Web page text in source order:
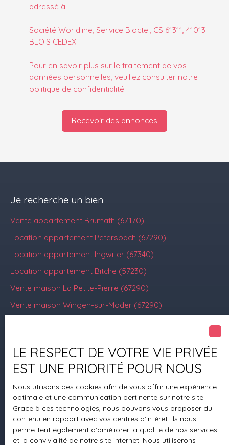
adressé à :
Société Worldline, Service Bloctel, CS 61311, 41013
BLOIS CEDEX.
Pour en savoir plus sur le traitement de vos
données personnelles, veuillez consulter notre
politique de confidentialité.
Recevoir des annonces
Je recherche un bien
Vente appartement Brumath (67170)
Location appartement Petersbach (67290)
Location appartement Ingwiller (67340)
Location appartement Bitche (57230)
Vente maison La Petite-Pierre (67290)
Vente maison Wingen-sur-Moder (67290)
Je suis propriétaire
Estimez votre bien
Mettre en location
Espace vendeur
Vendre avec nous
Gestion locative
LE RESPECT DE VOTRE VIE PRIVÉE
EST UNE PRIORITÉ POUR NOUS
Nous utilisons des cookies afin de vous offrir une expérience
optimale et une communication pertinente sur notre site.
Grace à ces technologies, nous pouvons vous proposer du
contenu en rapport avec vos centres d'intérêt. Ils nous
permettent également d'améliorer la qualité de nos services
et la convivialité de notre site internet. Nous utiliserons